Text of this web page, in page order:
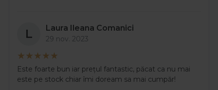
L Laura Ileana Comanici
29 nov. 2023
Este foarte bun iar prețul fantastic, păcat ca nu mai
este pe stock chiar îmi doream sa mai cumpăr!